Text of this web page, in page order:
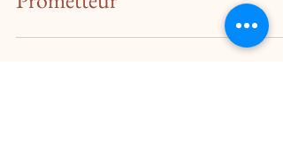
Appartement Canut à
Lyon : Un Projet